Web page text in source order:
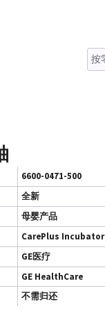
6600-0471-500
全新
母婴产品
CarePlus Incubator
GE医疗
GE HealthCare
不需归还